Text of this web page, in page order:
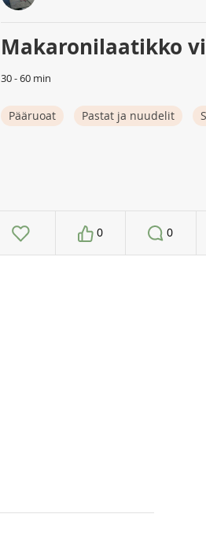
Makaronilaatikko
30 - 60 min
Pääruoat Pastat ja nuudelit
0 0